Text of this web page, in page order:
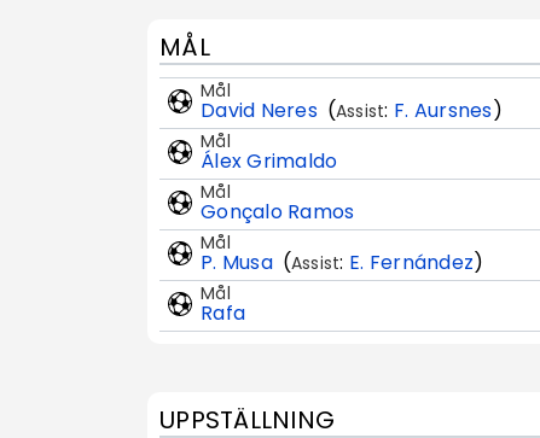
MÅL
Mål
David Neres (Assist: F. Aursnes)
Mål
Álex Grimaldo
Mål
Gonçalo Ramos
Mål
P. Musa (Assist: E. Fernández)
Mål
Rafa
UPPSTÄLLNING